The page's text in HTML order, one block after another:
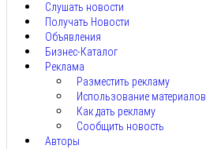
Слушать новости
Получать Новости
Объявления
Бизнес-Каталог
Реклама
Разместить рекламу
Использование материалов
Как дать рекламу
Сообщить новость
Авторы